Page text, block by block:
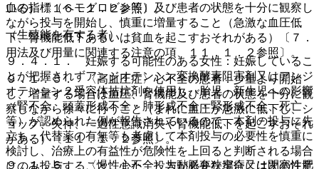
いる）〔１６．１．２参照〕。
（生殖能を有する者）
９．４．１． 妊娠する可能性のある女性：妊娠しているこ
とが把握されずアンジオテンシン変換酵素阻害剤又はアンジ
オテンシン２受容体拮抗剤を使用し、胎児・新生児への影響
（腎不全、頭蓋形成不全・肺形成不全・腎形成不全、死亡
等）が認められた例が報告されているので、本剤の投与に先
立ち、代替薬の有無等も考慮して本剤投与の必要性を慎重に
検討し、治療上の有益性が危険性を上回ると判断される場合
にのみ投与すること。また、投与が必要な場合には次の注意
血の指標（ヘモグロビン等）及び患者の状態を十分に観察し
ながら投与を開始し、慎重に増量すること（急激な血圧低
下、腎機能低下あるいは貧血を起こすおそれがある）〔７．
用法及び用量に関連する注意の項、１１．１．２参照〕。
９．１．５． 〈高血圧症〉心不全の患者：少量より開始
し、増量する場合は血圧、腎機能及び患者の状態を十分に観
察しながら徐々に行うこと（まれに血圧が急激に低下し、シ
ョック、失神、一過性意識消失や腎機能低下を起こすおそれ
がある）〔１１．１．２参照〕。
９．１．６． 〈慢性心不全〉大動脈弁狭窄症又は閉塞性肥